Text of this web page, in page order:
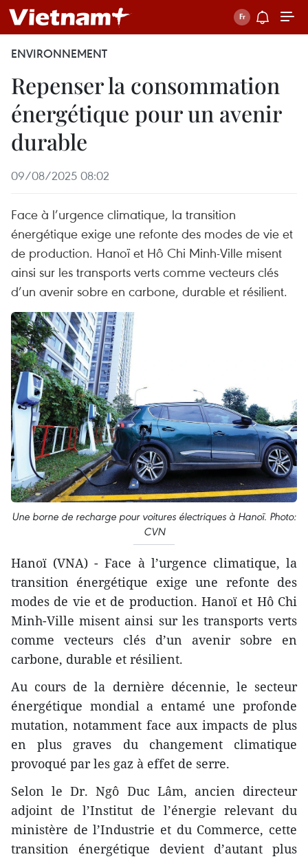
ENVIRONNEMENT
Repenser la consommation
énergétique pour un avenir
durable
09/08/2025 08:02
Face à l’urgence climatique, la transition
énergétique exige une refonte des modes de vie et
de production. Hanoï et Hô Chi Minh-Ville misent
ainsi sur les transports verts comme vecteurs clés
d’un avenir sobre en carbone, durable et résilient.
Une borne de recharge pour voitures électriques à Hanoï. Photo:
CVN
Hanoï (VNA) - Face à l’urgence climatique, la
transition énergétique exige une refonte des
modes de vie et de production. Hanoï et Hô Chi
Minh-Ville misent ainsi sur les transports verts
comme vecteurs clés d’un avenir sobre en
carbone, durable et résilient.
Au cours de la dernière décennie, le secteur
énergétique mondial a entamé une profonde
mutation, notamment face aux impacts de plus
en plus graves du changement climatique
provoqué par les gaz à effet de serre.
Selon le Dr. Ngô Duc Lâm, ancien directeur
adjoint de l’Institut de l’énergie relevant du
ministère de l’Industrie et du Commerce, cette
transition énergétique devient d’autant plus